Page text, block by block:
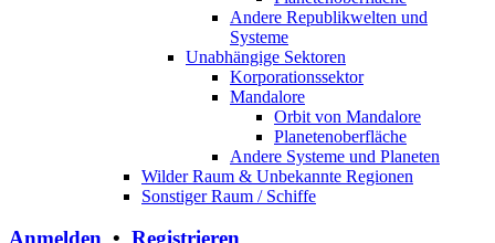
Andere Republikwelten und
Systeme
Unabhängige Sektoren
Korporationssektor
Mandalore
Orbit von Mandalore
Planetenoberfläche
Andere Systeme und Planeten
Wilder Raum & Unbekannte Regionen
Sonstiger Raum / Schiffe